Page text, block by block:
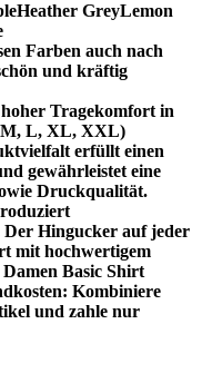
Heather GreyLemon
Farben auch nach
und kräftig
Tragekomfort in
M, L, XL, XXL)
erfüllt einen
gewährleistet eine
Druckqualität.
Hingucker auf jeder
mit hochwertigem
Basic Shirt
Kombiniere
und zahle nur